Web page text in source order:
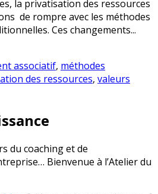
la privatisation des ressources
de rompre avec les méthodes
Ces changements...
associatif, méthodes
des ressources, valeurs
du coaching et de
Bienvenue à l’Atelier du